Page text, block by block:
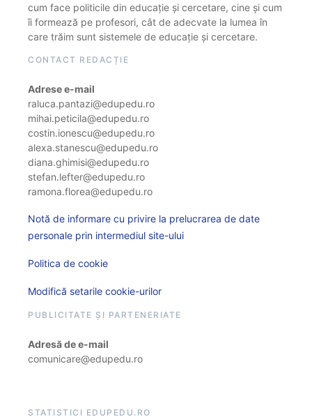
cum face politicile din educație și cercetare, cine și cum
îi formează pe profesori, cât de adecvate la lumea în
care trăim sunt sistemele de educație și cercetare.
CONTACT REDACȚIE
Adrese e-mail
raluca.pantazi@edupedu.ro
mihai.peticila@edupedu.ro
costin.ionescu@edupedu.ro
alexa.stanescu@edupedu.ro
diana.ghimisi@edupedu.ro
stefan.lefter@edupedu.ro
ramona.florea@edupedu.ro
Notă de informare cu privire la prelucrarea de date
personale prin intermediul site-ului
Politica de cookie
Modifică setarile cookie-urilor
PUBLICITATE ȘI PARTENERIATE
Adresă de e-mail
comunicare@edupedu.ro
STATISTICI EDUPEDU.RO